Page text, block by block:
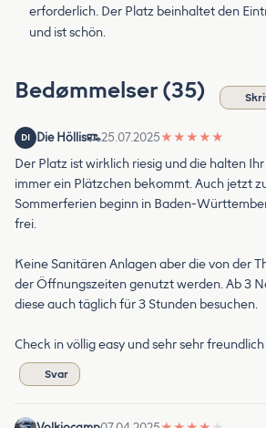
erforderlich. Der Platz beinhaltet den
und ist schön.
Bedømmelser (35)
DI Die Höllis 25.07.2025★ ★ ★ ★ ★
Der Platz ist wirklich riesig und die halten
immer ein Plätzchen bekommt. Auch jetzt
Sommerferien beginn in Baden-
frei.
Keine Sanitären Anlagen aber die von der
der Öffnungszeiten genutzt werden. Ab 3
diese auch täglich für 3 Stunden besuchen.
Check in völlig easy und sehr sehr freundlich
Svar